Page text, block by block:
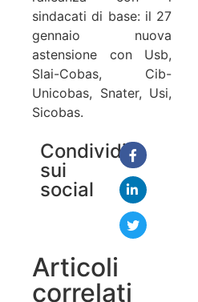
sindacati di base: il 27
gennaio nuova
astensione con Usb,
Slai-Cobas, Cib-
Unicobas, Snater, Usi,
Sicobas.
Condividi
sui
social
Articoli
correlati